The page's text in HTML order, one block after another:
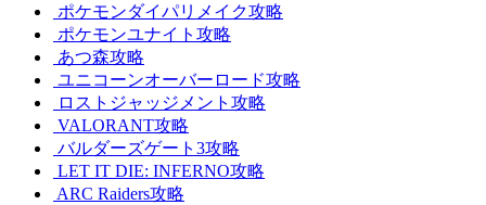
ポケモンダイパリメイク攻略
ポケモンユナイト攻略
あつ森攻略
ユニコーンオーバーロード攻略
ロストジャッジメント攻略
VALORANT攻略
バルダーズゲート3攻略
LET IT DIE: INFERNO攻略
ARC Raiders攻略